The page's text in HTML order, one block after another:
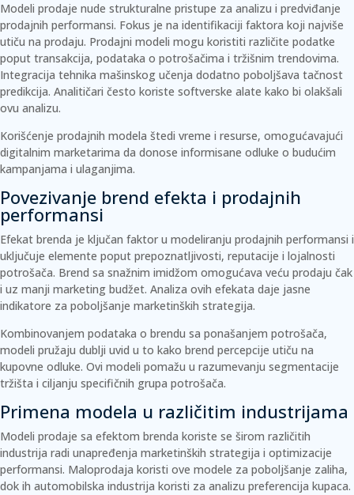
Modeli prodaje nude strukturalne pristupe za analizu i predviđanje
prodajnih performansi. Fokus je na identifikaciji faktora koji najviše
utiču na prodaju. Prodajni modeli mogu koristiti različite podatke
poput transakcija, podataka o potrošačima i tržišnim trendovima.
Integracija tehnika mašinskog učenja dodatno poboljšava tačnost
predikcija. Analitičari često koriste softverske alate kako bi olakšali
ovu analizu.
Korišćenje prodajnih modela štedi vreme i resurse, omogućavajući
digitalnim marketarima da donose informisane odluke o budućim
kampanjama i ulaganjima.
Povezivanje brend efekta i prodajnih
performansi
Efekat brenda je ključan faktor u modeliranju prodajnih performansi i
uključuje elemente poput prepoznatljivosti, reputacije i lojalnosti
potrošača. Brend sa snažnim imidžom omogućava veću prodaju čak
i uz manji marketing budžet. Analiza ovih efekata daje jasne
indikatore za poboljšanje marketinških strategija.
Kombinovanjem podataka o brendu sa ponašanjem potrošača,
modeli pružaju dublji uvid u to kako brend percepcije utiču na
kupovne odluke. Ovi modeli pomažu u razumevanju segmentacije
tržišta i ciljanju specifičnih grupa potrošača.
Primena modela u različitim industrijama
Modeli prodaje sa efektom brenda koriste se širom različitih
industrija radi unapređenja marketinških strategija i optimizacije
performansi. Maloprodaja koristi ove modele za poboljšanje zaliha,
dok ih automobilska industrija koristi za analizu preferencija kupaca.